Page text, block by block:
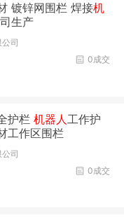
镀锌网围栏 焊接机
生产
司
0成交
护栏机器人 工作护
工作区围栏
司
0成交